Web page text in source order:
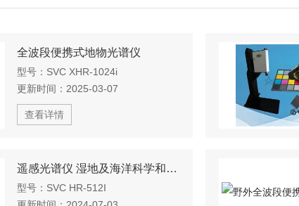
全波段便携式地物光谱仪
型号： SVC XHR-1024i
更新时间： 2025-03-07
查看详情
遥感光谱仪 湿地及海洋科学和军事勘察
型号： SVC HR-512I